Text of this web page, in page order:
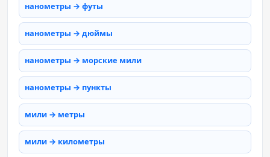
нанометры → футы
нанометры → дюймы
нанометры → морские мили
нанометры → пункты
мили → метры
мили → километры